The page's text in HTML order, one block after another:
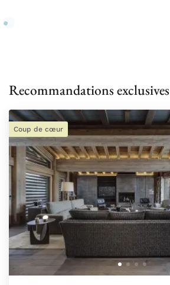
Recommandations exclusives
Coup de cœur